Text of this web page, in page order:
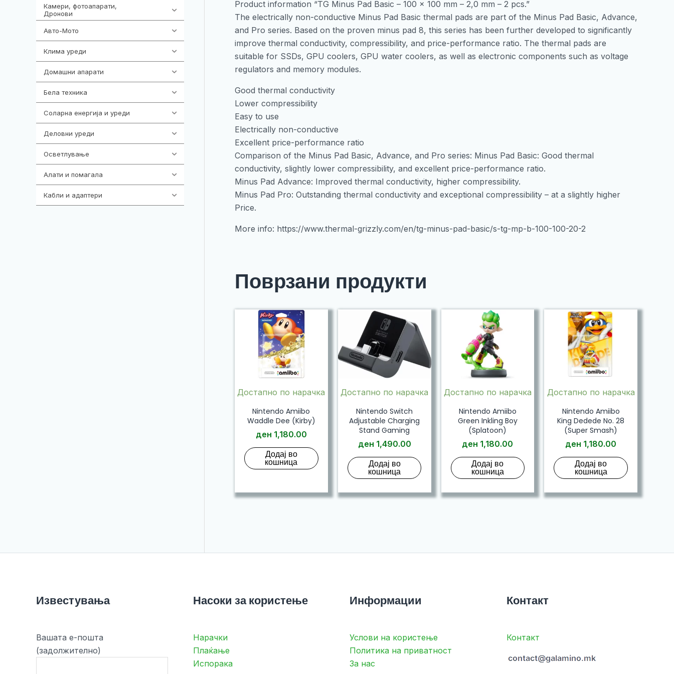
Камери, фотоапарати,
Дронови
Авто-Мото
Клима уреди
Домашни апарати
Бела техника
Соларна енергија и уреди
Деловни уреди
Осветлување
Алати и помагала
Кабли и адаптери
2pcs
количина
Product information “TG Minus Pad Basic – 100 x 100 mm – 2,0 mm – 2 pcs.”
The electrically non-conductive Minus Pad Basic thermal pads are part of the Minus Pad Basic, Advance,
and Pro series. Based on the proven minus pad 8, this series has been further developed to significantly
improve thermal conductivity, compressibility, and price-performance ratio. The thermal pads are
suitable for SSDs, GPU coolers, GPU water coolers, as well as electronic components such as voltage
regulators and memory modules.
Good thermal conductivity
Lower compressibility
Easy to use
Electrically non-conductive
Excellent price-performance ratio
Comparison of the Minus Pad Basic, Advance, and Pro series: Minus Pad Basic: Good thermal
conductivity, slightly lower compressibility, and excellent price-performance ratio.
Minus Pad Advance: Improved thermal conductivity, higher compressibility.
Minus Pad Pro: Outstanding thermal conductivity and exceptional compressibility – at a slightly higher
Price.
More info: https://www.thermal-grizzly.com/en/tg-minus-pad-basic/s-tg-mp-b-100-100-20-2
Поврзани продукти
Достапно по нарачка
Nintendo Amiibo
Waddle Dee (Kirby)
ден 1,180.00
Додај во
кошница
Достапно по нарачка
Nintendo Switch
Adjustable Charging
Stand Gaming
ден 1,490.00
Додај во
кошница
Достапно по нарачка
Nintendo Amiibo
Green Inkling Boy
(Splatoon)
ден 1,180.00
Додај во
кошница
Достапно по нарачка
Nintendo Amiibo
King Dedede No. 28
(Super Smash)
ден 1,180.00
Додај во
кошница
Известувања
Вашата е-пошта
(задолжително)
Насоки за користење
Нарачки
Плаќање
Испорака
Информации
Услови на користење
Политика на приватност
За нас
Контакт
Контакт